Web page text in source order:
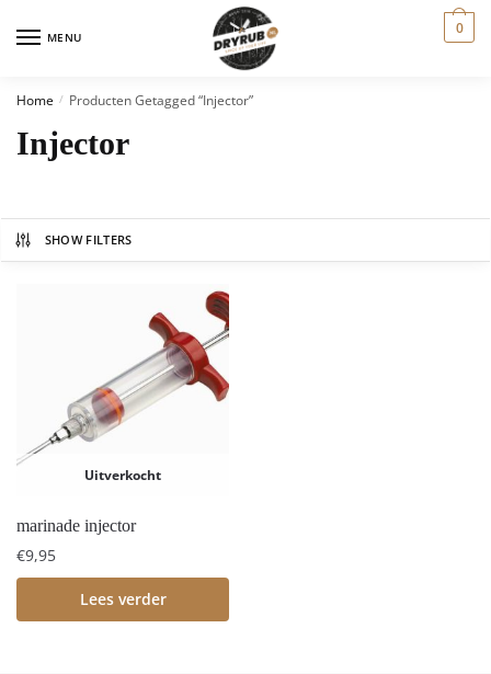
MENU 0
Home / Producten Getagged “injector”
Injector
SHOW FILTERS
Uitverkocht
marinade injector
€9,95
Lees verder